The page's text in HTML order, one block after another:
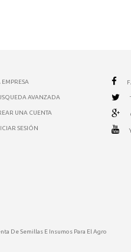
EMPRESA
AVANZADA
UNA CUENTA
SESIÓN
De Semillas E Insumos Para El Agro